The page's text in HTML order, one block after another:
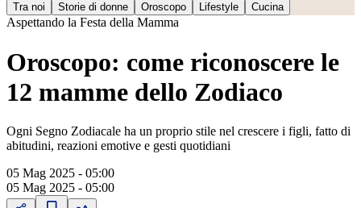
Tra noi
Storie di donne Oroscopo Lifestyle Cucina
Aspettando la Festa della Mamma
Oroscopo: come riconoscere le
12 mamme dello Zodiaco
Ogni Segno Zodiacale ha un proprio stile nel crescere i figli, fatto di
abitudini, reazioni emotive e gesti quotidiani
05 Mag 2025 - 05:00
05 Mag 2025 - 05:00